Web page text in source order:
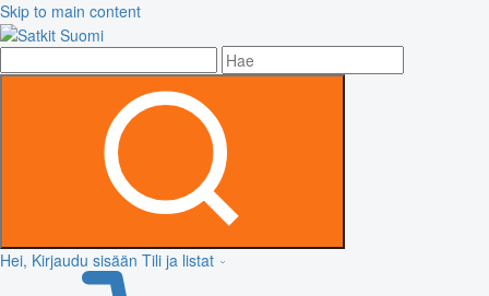
Skip to main content
Hei, Kirjaudu sisään Tili ja listat